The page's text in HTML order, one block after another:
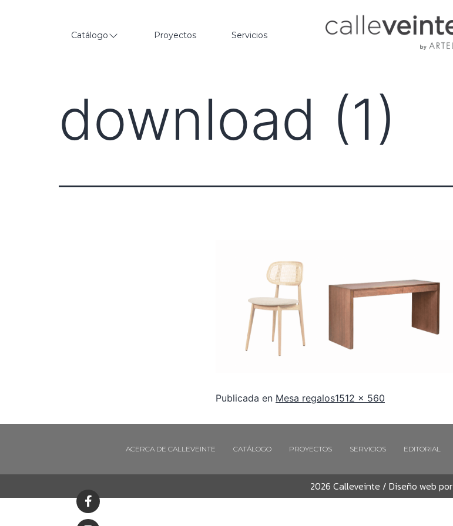
Catálogo Proyectos Servicios
download (1)
Publicada en Mesa regalos1512 × 560
ACERCA DE CALLEVEINTE CATÁLOGO PROYECTOS SERVICIOS EDITORIAL
2026 Calleveinte / Diseño web por